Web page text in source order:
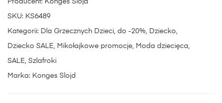
Producent: Konges Slojd
SKU: KS6489
Kategorii: Dla Grzecznych Dzieci, do -20%, Dziecko,
Dziecko SALE, Mikołajkowe promocje, Moda dziecięca,
SALE, Szlafroki
Marka: Konges Slojd